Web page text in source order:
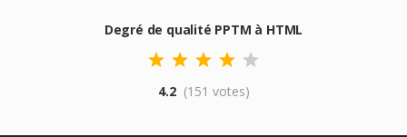
Degré de qualité PPTM à HTML
4.2 (151 votes)